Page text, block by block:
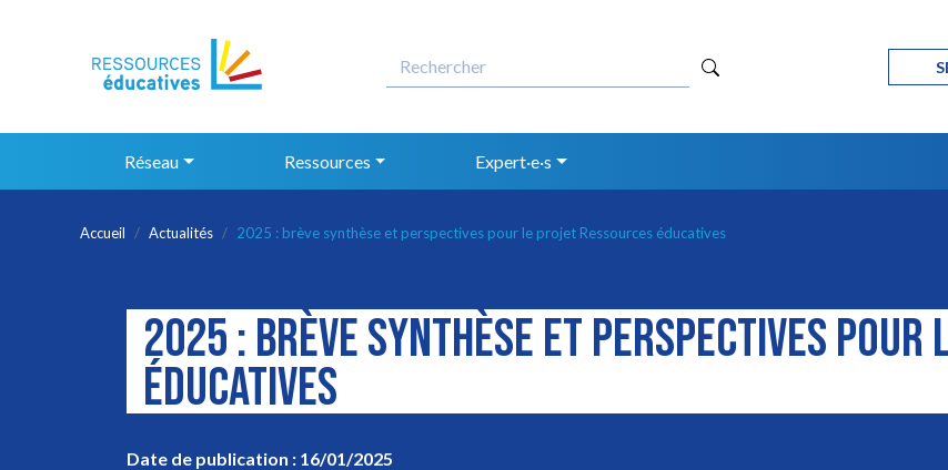
options de configuration Ouvert
Navigation principale
Réseau Ressources Expert·e·s
Accueil Actualités 2025 : brève synthèse et perspectives pour le projet Ressources éducatives
2025 : BRÈVE SYNTHÈSE ET PERSPECTIVES POUR
ÉDUCATIVES
Date de publication : 16/01/2025